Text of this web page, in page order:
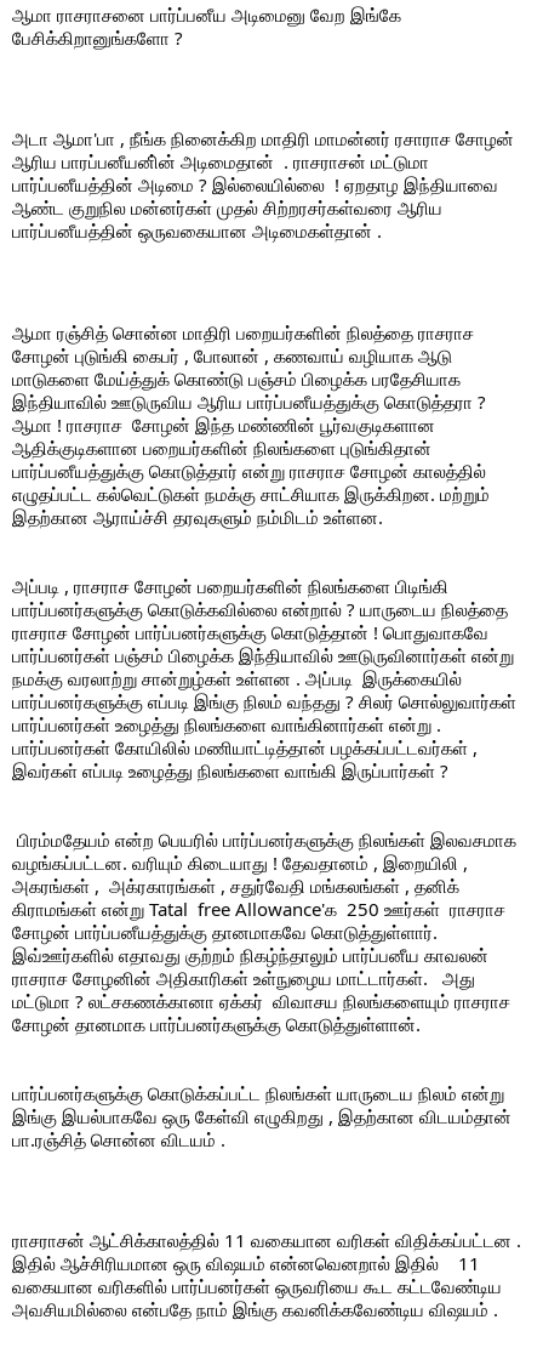
ஆமா ராசராசனை பார்ப்பனீய அடிமைனு வேற இங்கே
பேசிக்கிறானுங்களோ ?
அடா ஆமா'பா , நீங்க நினைக்கிற மாதிரி மாமன்னர் ரசாராச சோழன்
ஆரிய பாரப்பனீயனி்ன் அடிமைதான்  . ராசராசன் மட்டுமா
பார்ப்பனீயத்தின் அடிமை ? இல்லையில்லை  ! ஏறதாழ இந்தியாவை
ஆண்ட குறுநில மன்னர்கள் முதல் சிற்றரசர்கள்வரை ஆரிய
பார்ப்பனீயத்தின் ஒருவகையான அடிமைகள்தான் .
ஆமா ரஞ்சித் சொன்ன மாதிரி பறையர்களின் நிலத்தை ராசராச
சோழன் புடுங்கி கைபர் , போலான் , கணவாய் வழியாக ஆடு
மாடுகளை மேய்த்துக் கொண்டு பஞ்சம் பிழைக்க பரதேசியாக
இந்தியாவில் ஊடுருவிய ஆரிய பார்ப்பனீயத்துக்கு கொடுத்தரா ?
ஆமா ! ராசராச  சோழன் இந்த மண்ணின் பூர்வகுடிகளான
ஆதிக்குடிகளான பறையர்களின் நிலங்களை புடுங்கிதான்
பார்ப்பனீயத்துக்கு கொடுத்தார் என்று ராசராச சோழன் காலத்தில்
எழுதப்பட்ட கல்வெட்டுகள் நமக்கு சாட்சியாக இருக்கிறன. மற்றும்
இதற்கான ஆராய்ச்சி தரவுகளும் நம்மிடம் உள்ளன.
அப்படி , ராசராச சோழன் பறையர்களின் நிலங்களை பிடிங்கி
பார்ப்பனர்களுக்கு கொடுக்கவில்லை என்றால் ? யாருடைய நிலத்தை
ராசராச சோழன் பார்ப்பனர்களுக்கு கொடுத்தான் ! பொதுவாகவே
பார்ப்பனர்கள் பஞ்சம் பிழைக்க இந்தியாவில் ஊடுருவினார்கள் என்று
நமக்கு வரலாற்று சான்றுழ்கள் உள்ளன . அப்படி  இருக்கையில்
பார்ப்பனர்களுக்கு எப்படி இங்கு நிலம் வந்தது ? சிலர் சொல்லுவார்கள்
பார்ப்பனர்கள் உழைத்து நிலங்களை வாங்கினார்கள் என்று .
பார்ப்பனர்கள் கோயிலில் மணியாட்டித்தான் பழக்கப்பட்டவர்கள் ,
இவர்கள் எப்படி உழைத்து நிலங்களை வாங்கி இருப்பார்கள் ?
வழங்கப்பட்டன. வரியும் கிடையாது ! தேவதானம் , இறையிலி ,
அகரங்கள் ,  அக்ரகாரங்கள் , சதுர்வேதி மங்கலங்கள் , தனிக்
கிராமங்கள் என்று Tatal  free Allowance'க  250 ஊர்கள்  ராசராச
சோழன் பார்ப்பனீயத்துக்கு தானமாகவே கொடுத்துள்ளார்.
இவ்ஊர்களில் எதாவது குற்றம் நிகழ்ந்தாலும் பார்ப்பனீய காவலன்
ராசராச சோழனின் அதிகாரிகள் உள்நுழைய மாட்டார்கள்.   அது
மட்டுமா ? லட்சகணக்கானா ஏக்கர்  விவாசய நிலங்களையும் ராசராச
சோழன் தானமாக பார்ப்பனர்களுக்கு கொடுத்துள்ளான்.
பார்ப்பனர்களுக்கு கொடுக்கப்பட்ட நிலங்கள் யாருடைய நிலம் என்று
இங்கு இயல்பாகவே ஒரு கேள்வி எழுகிறது , இதற்கான விடயம்தான்
பா.ரஞ்சித் சொன்ன விடயம் .
ராசராசன் ஆட்சிக்காலத்தில் 11 வகையான வரிகள் விதிக்கப்பட்டன .
இதில் ஆச்சிரியமான ஒரு விஷயம் என்னவெனறால் இதில்    11
வகையான வரிகளில் பார்ப்பனர்கள் ஒருவரியை கூட கட்டவேண்டிய
அவசியமில்லை என்பதே நாம் இங்கு கவனிக்கவேண்டிய விஷயம் .